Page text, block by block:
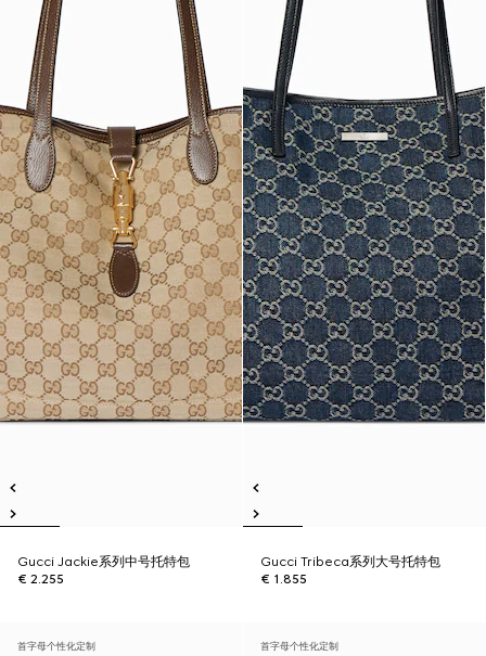
Gucci Jackie系列中号托特包
€ 2.255
Gucci Tribeca系列大号托特包
€ 1.855
首字母个性化定制 首字母个性化定制